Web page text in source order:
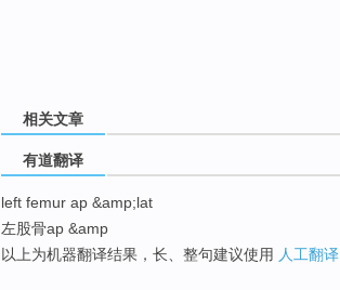
相关文章
有道翻译
left femur ap &amp;lat
左股骨ap &amp
以上为机器翻译结果，长、整句建议使用 人工翻译